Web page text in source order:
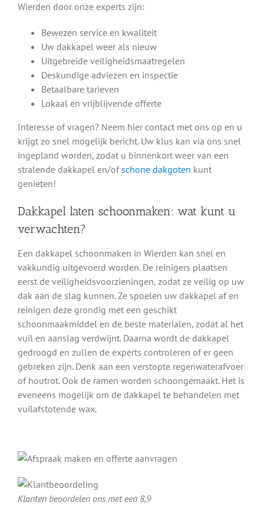
Wierden door onze experts zijn:
Bewezen service en kwaliteit
Uw dakkapel weer als nieuw
Uitgebreide veiligheidsmaatregelen
Deskundige adviezen en inspectie
Betaalbare tarieven
Lokaal en vrijblijvende offerte
Interesse of vragen? Neem hier contact met ons op en u
krijgt zo snel mogelijk bericht. Uw klus kan via ons snel
ingepland worden, zodat u binnenkort weer van een
stralende dakkapel en/ofschone dakgoten kunt
genieten!
Dakkapel laten schoonmaken: wat kunt u
verwachten?
Een dakkapel schoonmaken in Wierden kan snel en
vakkundig uitgevoerd worden. De reinigers plaatsen
eerst de veiligheidsvoorzieningen, zodat ze veilig op uw
dak aan de slag kunnen. Ze spoelen uw dakkapel af en
reinigen deze grondig met een geschikt
schoonmaakmiddel en de beste materialen, zodat al het
vuil en aanslag verdwijnt. Daarna wordt de dakkapel
gedroogd en zullen de experts controleren of er geen
gebreken zijn. Denk aan een verstopte regenwaterafvoer
of houtrot. Ook de ramen worden schoongemaakt. Het is
eveneens mogelijk om de dakkapel te behandelen met
vuilafstotende wax.
Klanten beoordelen ons met een 8,9